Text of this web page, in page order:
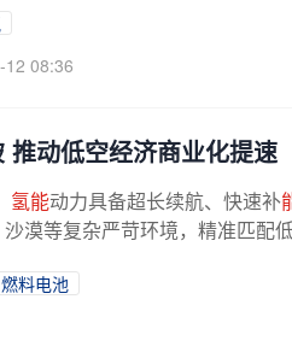
12 08:36
推动低空经济商业化提速
氢能动力具备超长续航、快速补
漠等复杂严苛环境，精准匹配
燃料电池